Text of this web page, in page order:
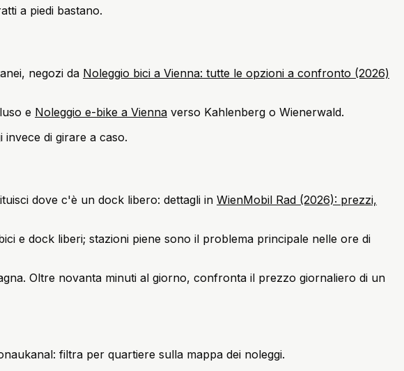
a piedi bastano.
negozi da Noleggio bici a Vienna: tutte le opzioni a confronto (2026)
e Noleggio e-bike a Vienna verso Kahlenberg o Wienerwald.
di girare a caso.
dove c'è un dock libero: dettagli in WienMobil Rad (2026): prezzi,
e dock liberi; stazioni piene sono il problema principale nelle ore di
Oltre novanta minuti al giorno, confronta il prezzo giornaliero di un
filtra per quartiere sulla mappa dei noleggi.